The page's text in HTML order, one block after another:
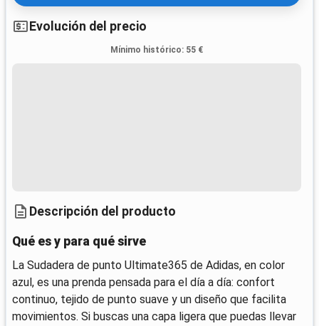
Evolución del precio
Mínimo histórico: 55 €
Descripción del producto
Qué es y para qué sirve
La Sudadera de punto Ultimate365 de Adidas, en color
azul, es una prenda pensada para el día a día: confort
continuo, tejido de punto suave y un diseño que facilita
movimientos. Si buscas una capa ligera que puedas llevar